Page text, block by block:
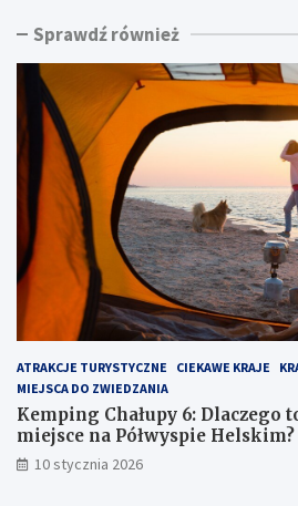
n
a
ł
u
p
D
l
a
c
e
g
o
t
o
n
i
m
o
r
z
m
u
k
y
y
k
l
e
j
n
Sprawdź również
ATRAKCJE TURYSTYCZNE CIEKAWE KRAJE
MIEJSCA DO ZWIEDZANIA
Kemping Chałupy 6: Dlaczego
miejsce na Półwyspie Helskim?
10 stycznia 2026